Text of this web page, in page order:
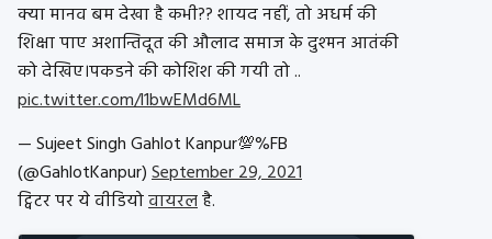
क्या मानव बम देखा है कभी?? शायद नहीं, तो अधर्म की
शिक्षा पाए अशान्तिदूत की औलाद समाज के दुश्मन आतंकी
को देखिए।पकडने की कोशिश की गयी तो ..
pic.twitter.com/l1bwEMd6ML
— Sujeet Singh Gahlot Kanpur💯%FB
(@GahlotKanpur)September 29, 2021
ट्विटर पर ये वीडियोवायरलहै.